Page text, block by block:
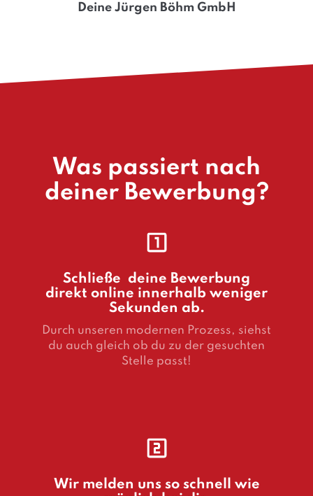
Deine Jürgen Böhm GmbH
Was passiert nach
deiner Bewerbung?
Schließe deine Bewerbung
direkt online innerhalb weniger
Sekunden ab.
Durch unseren modernen Prozess, siehst
du auch gleich ob du zu der gesuchten
Stelle passt!
Wir melden uns so schnell wie